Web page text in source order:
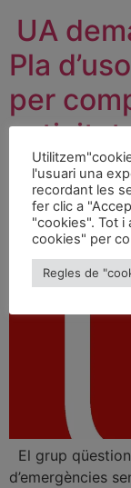
UA
Pla
per
El grup
d’emergències
l'usuari una
recordant les
fer clic a
"cookies". Tot i
cookies" per
Regles de